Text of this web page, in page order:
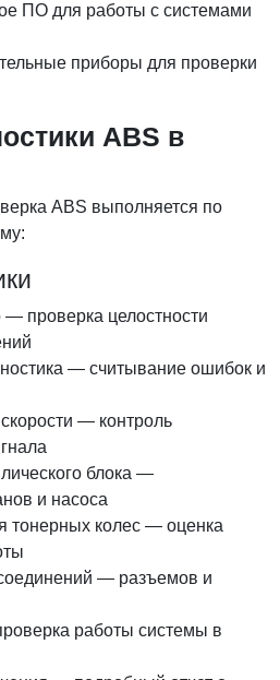
ПО для работы с системами
приборы для проверки
ABS в
ABS выполняется по
проверка целостности
— считывание ошибок и
— контроль
блока —
и насоса
тонерных колес — оценка
— разъемов и
работы системы в